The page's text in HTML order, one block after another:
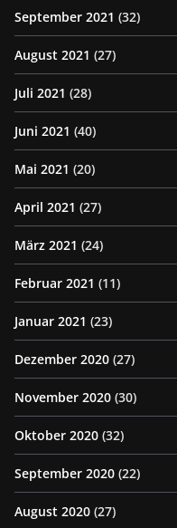
September 2021 (32)
August 2021 (27)
Juli 2021 (28)
Juni 2021 (40)
Mai 2021 (20)
April 2021 (27)
März 2021 (24)
Februar 2021 (11)
Januar 2021 (23)
Dezember 2020 (27)
November 2020 (30)
Oktober 2020 (32)
September 2020 (22)
August 2020 (27)